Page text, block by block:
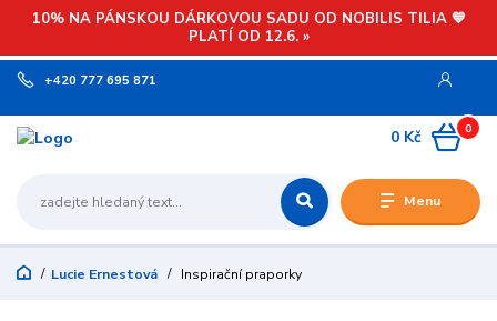
10% NA PÁNSKOU DÁRKOVOU SADU OD NOBILIS TILIA 💙
PLATÍ OD 12.6. »
Menu
+420 777 695 871
0
0 Kč
Lucie Ernestová Inspirační praporky